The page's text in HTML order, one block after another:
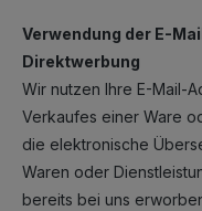
Verwendung der E-
Direktwerbung
Wir nutzen Ihre E-Mail-
Verkaufes einer Ware
die elektronische
Waren oder
bereits bei uns